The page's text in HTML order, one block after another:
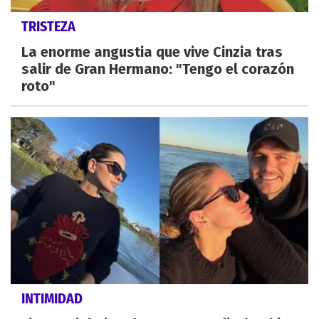
TRISTEZA
La enorme angustia que vive Cinzia tras
salir de Gran Hermano: "Tengo el corazón
roto"
INTIMIDAD